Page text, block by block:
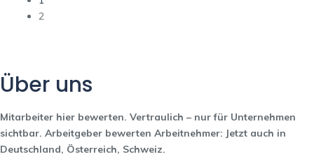
2
Über uns
Mitarbeiter hier bewerten. Vertraulich – nur für Unternehmen
sichtbar. Arbeitgeber bewerten Arbeitnehmer: Jetzt auch in
Deutschland, Österreich, Schweiz.